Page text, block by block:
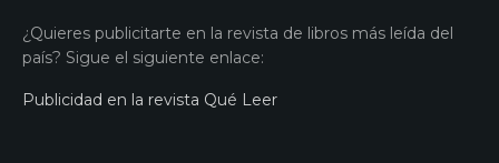
¿Quieres publicitarte en la revista de libros más leída del
país? Sigue el siguiente enlace:
Publicidad en la revista Qué Leer